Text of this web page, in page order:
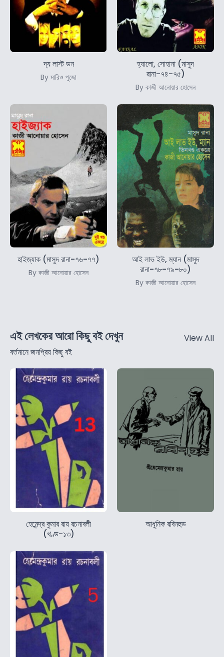
দ্য লাস্ট ডন
By মারিও পুজো
হ্যালো, সোহানা (মাসুদ
রানা-৭৪-৭৫)
By কাজী আনোয়ার হোসেন
হাইজ্যাক (মাসুদ রানা-৭৬-৭৭)
By কাজী আনোয়ার হোসেন
আই লাভ ইউ, ম্যান (মাসুদ
রানা-৭৮-৭৯-৮০)
By কাজী আনোয়ার হোসেন
এই লেখকের আরো কিছু বই দেখুন
বর্তমানে জনপ্রিয় কিছু বই
View All
হেমেন্দ্র কুমার রায় রচনাবলী
(খণ্ড-১৩)
আধুনিক রবিনহুড